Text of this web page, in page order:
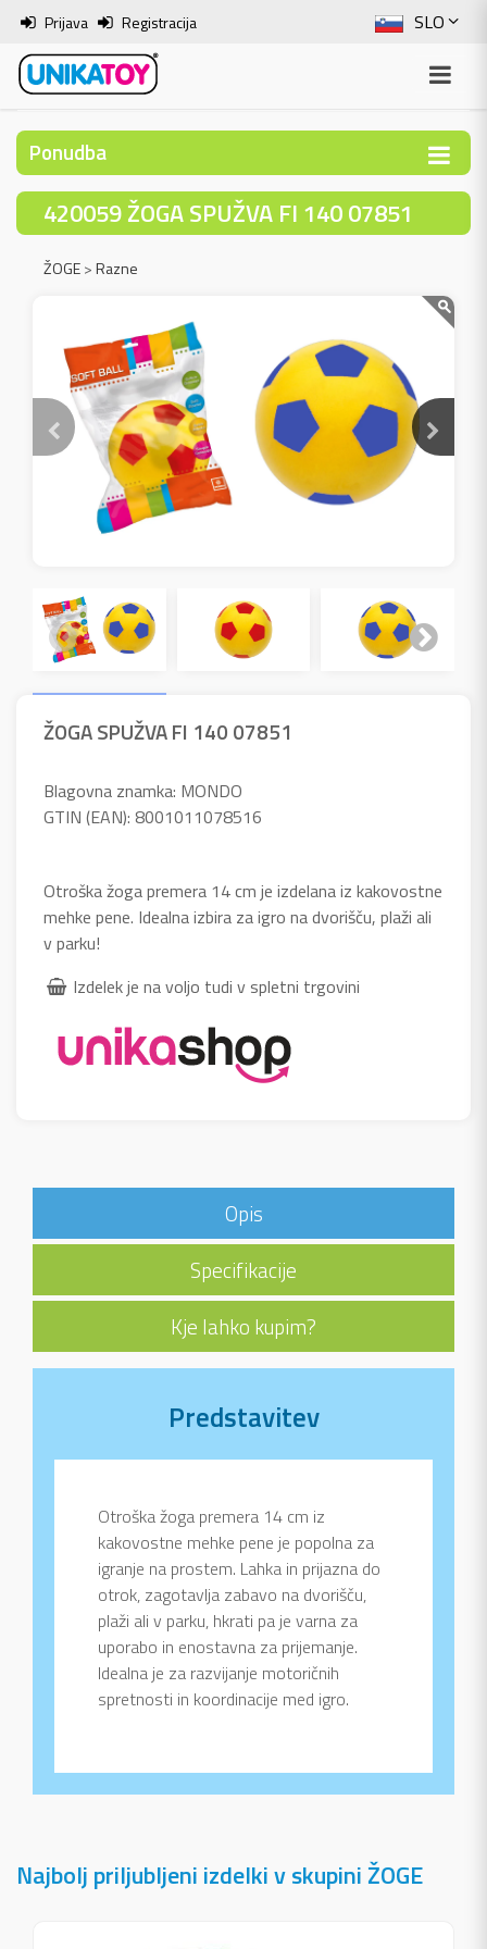
SLO
ENG
ITA
BOS
Prijava Registracija
Ponudba
420059 ŽOGA SPUŽVA FI 140 07851
ŽOGE>Razne
ŽOGA SPUŽVA FI 140 07851
Blagovna znamka: MONDO
GTIN (EAN): 8001011078516
Otroška žoga premera 14 cm je izdelana iz kakovostne
mehke pene. Idealna izbira za igro na dvorišču, plaži ali
v parku!
Izdelek je na voljo tudi v spletni trgovini
Opis
Specifikacije
Kje lahko kupim?
Predstavitev
Otroška žoga premera 14 cm iz
kakovostne mehke pene je popolna za
igranje na prostem. Lahka in prijazna do
otrok, zagotavlja zabavo na dvorišču,
plaži ali v parku, hkrati pa je varna za
uporabo in enostavna za prijemanje.
Idealna je za razvijanje motoričnih
spretnosti in koordinacije med igro.
Najbolj priljubljeni izdelki v skupini ŽOGE